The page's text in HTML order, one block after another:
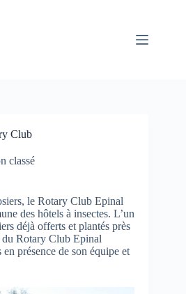
Club
classé
le Rotary Club Epinal
des hôtels à insectes. L’un
déjà offerts et plantés près
Rotary Club Epinal
présence de son équipe et